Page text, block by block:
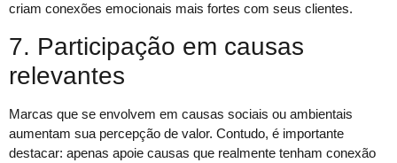
criam conexões emocionais mais fortes com seus clientes.
7. Participação em causas
relevantes
Marcas que se envolvem em causas sociais ou ambientais
aumentam sua percepção de valor. Contudo, é importante
destacar: apenas apoie causas que realmente tenham conexão